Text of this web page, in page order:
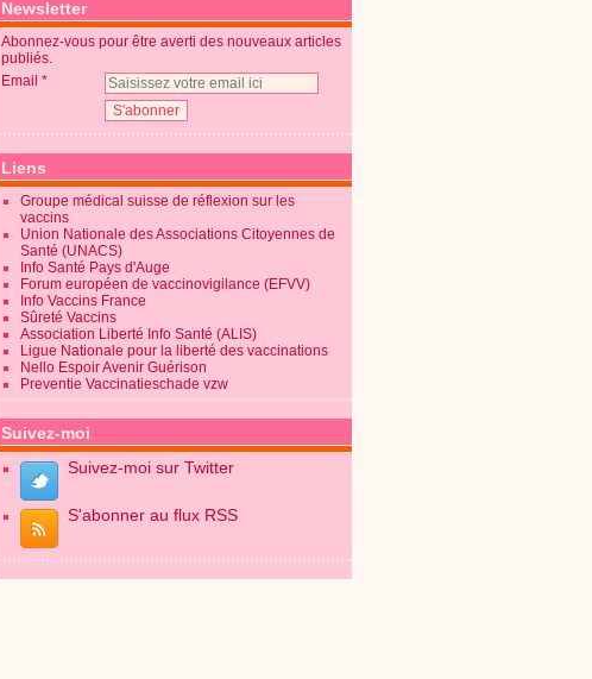
Newsletter
Abonnez-vous pour être averti des nouveaux articles
publiés.
Email
Liens
Groupe médical suisse de réflexion sur les
vaccins
Union Nationale des Associations Citoyennes de
Santé (UNACS)
Info Santé Pays d'Auge
Forum européen de vaccinovigilance (EFVV)
Info Vaccins France
Sûreté Vaccins
Association Liberté Info Santé (ALIS)
Ligue Nationale pour la liberté des vaccinations
Nello Espoir Avenir Guérison
Preventie Vaccinatieschade vzw
Suivez-moi
Suivez-moi sur Twitter
S'abonner au flux RSS